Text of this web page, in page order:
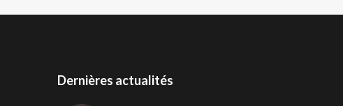
Dernières actualités